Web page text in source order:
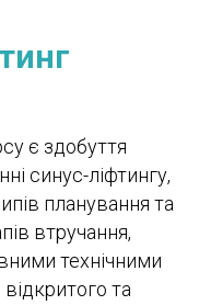
є здобуття
синус-ліфтингу,
планування та
втручання,
технічними
та